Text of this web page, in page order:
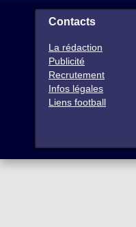
Contacts
La rédaction
Publicité
Recrutement
Infos légales
Liens football